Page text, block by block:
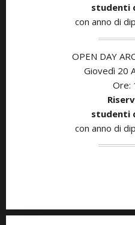
studenti
con anno di
OPEN DAY
Giovedì 20
Ore:
studenti
con anno di